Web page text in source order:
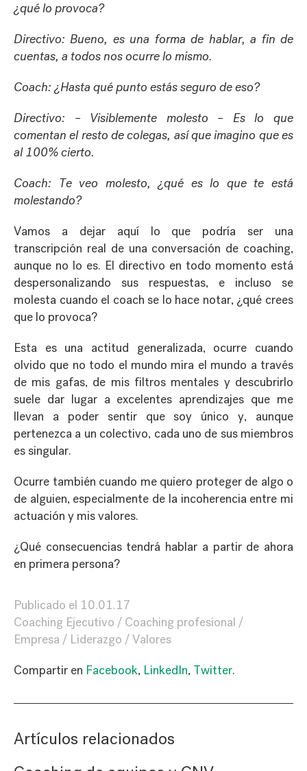
¿qué lo provoca?
Directivo: Bueno, es una forma de hablar, a fin de
cuentas, a todos nos ocurre lo mismo.
Coach: ¿Hasta qué punto estás seguro de eso?
Directivo: – Visiblemente molesto – Es lo que
comentan el resto de colegas, así que imagino que es
al 100% cierto.
Coach: Te veo molesto, ¿qué es lo que te está
molestando?
Vamos a dejar aquí lo que podría ser una
transcripción real de una conversación de coaching,
aunque no lo es. El directivo en todo momento está
despersonalizando sus respuestas, e incluso se
molesta cuando el coach se lo hace notar, ¿qué crees
que lo provoca?
Esta es una actitud generalizada, ocurre cuando
olvido que no todo el mundo mira el mundo a través
de mis gafas, de mis filtros mentales y descubrirlo
suele dar lugar a excelentes aprendizajes que me
llevan a poder sentir que soy único y, aunque
pertenezca a un colectivo, cada uno de sus miembros
es singular.
Ocurre también cuando me quiero proteger de algo o
de alguien, especialmente de la incoherencia entre mi
actuación y mis valores.
¿Qué consecuencias tendrá hablar a partir de ahora
en primera persona?
Publicado el 10.01.17
Coaching Ejecutivo
Coaching profesional
Empresa
Liderazgo Valores
Compartir en Facebook, LinkedIn, Twitter.
Artículos relacionados